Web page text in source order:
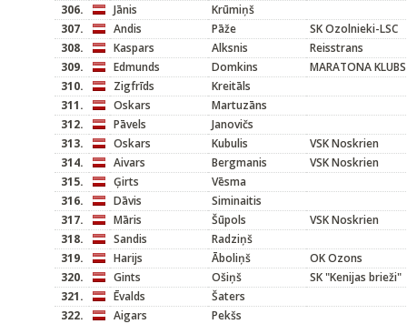
306.
Jānis
Krūmiņš
307.
Andis Pāže
SK Ozolnieki-LSC
308.
Kaspars Alksnis
Reisstrans
309.
Edmunds Domkins
MARATONA KLUBS
310.
Zigfrīds
Kreitāls
311.
Oskars
Martuzāns
312.
Pāvels
Janovičs
313.
Oskars Kubulis
VSK Noskrien
314.
Aivars Bergmanis
VSK Noskrien
315.
Ģirts
Vēsma
316.
Dāvis
Siminaitis
317.
Māris Šūpols
VSK Noskrien
318.
Sandis
Radziņš
319.
Harijs Āboliņš
OK Ozons
320.
Gints Ošiņš
SK "Kenijas brieži"
321.
Ēvalds
Šaters
322.
Aigars Pekšs